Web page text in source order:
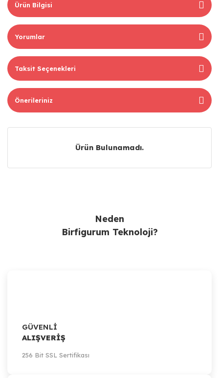
Ürün Bilgisi
Yorumlar
Taksit Seçenekleri
Önerileriniz
Ürün Bulunamadı.
Neden
Birfigurum Teknoloji?
GÜVENLİ
ALIŞVERİŞ
256 Bit SSL Sertifikası